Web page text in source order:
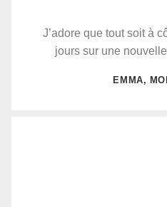
J’adore que tout soit à
jours sur une
EMMA,